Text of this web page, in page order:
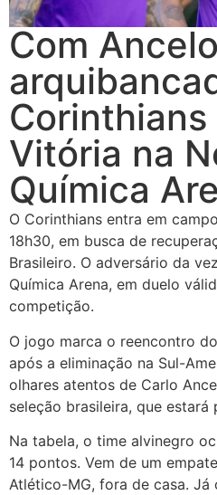
Com
Vitória na
Química
O Corinthians entra em
18h30, em busca de
Brasileiro. O adversário da
Química Arena, em duelo
competição.
O jogo marca o reencontro
após a eliminação na Sul-
olhares atentos de Carlo
seleção brasileira, que estará
Na tabela, o time alvinegro
14 pontos. Vem de um
Atlético-MG, fora de casa. Já